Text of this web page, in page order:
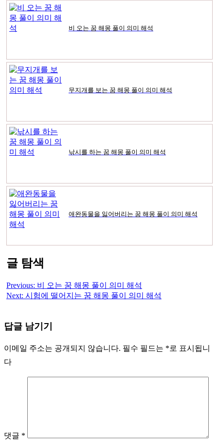
비 오는 꿈 해몽 풀이 의미 해석
무지개를 보는 꿈 해몽 풀이 의미 해석
낚시를 하는 꿈 해몽 풀이 의미 해석
애완동물을 잃어버리는 꿈 해몽 풀이 의미 해석
글 탐색
Previous: 비 오는 꿈 해몽 풀이 의미 해석
Next: 시험에 떨어지는 꿈 해몽 풀이 의미 해석
답글 남기기
이메일 주소는 공개되지 않습니다. 필수 필드는 *로 표시됩니
다
댓글 *